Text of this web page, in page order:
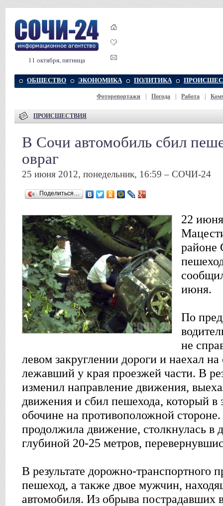
11 октября, пятница
ОБЩЕСТВО ЭКОНОМИКА ПОЛИТИКА
Фоторепортажи Погода Работа
ПРОИСШЕСТВИЯ
В Сочи автомобиль сбил
овраг
25 июня 2012, понедельник, 16:59 – СОЧИ-24
Поделиться…
22
районе
июня.
По
не
левом закруглении дороги и наехал
лежавший у края проезжей части. В
изменил направление движения,
движения и сбил пешехода, который в
обочине на противоположной
продолжила движение, столкнулась в
глубиной 20-25 метров,
В результате дорожно-транспортного
пешеход, а также двое мужчин,
автомобиля. Из обрыва пострадавших